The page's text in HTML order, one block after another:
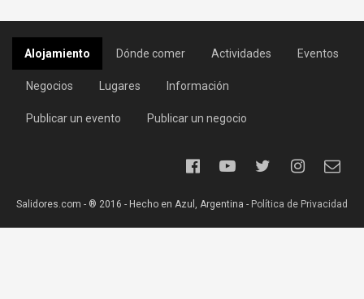
Alojamiento Dónde comer Actividades Eventos
Negocios Lugares Información
Publicar un evento Publicar un negocio
Salidores.com - ® 2016 - Hecho en Azul, Argentina - Política de Privacidad